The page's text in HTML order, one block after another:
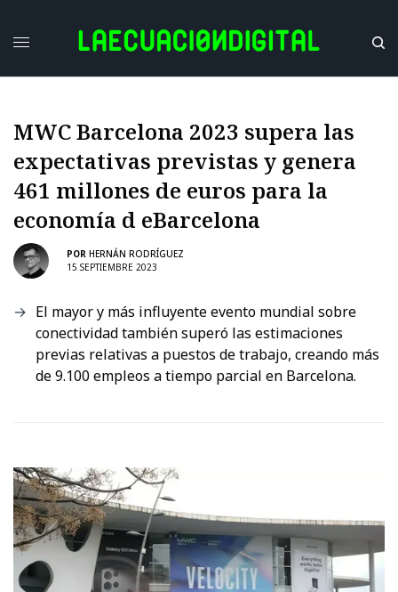
MWC Barcelona 2023 supera las
expectativas previstas y genera
461 millones de euros para la
economía d eBarcelona
POR HERNÁN RODRÍGUEZ
15 SEPTIEMBRE 2023
El mayor y más influyente evento mundial sobre
conectividad también superó las estimaciones
previas relativas a puestos de trabajo, creando más
de 9.100 empleos a tiempo parcial en Barcelona.